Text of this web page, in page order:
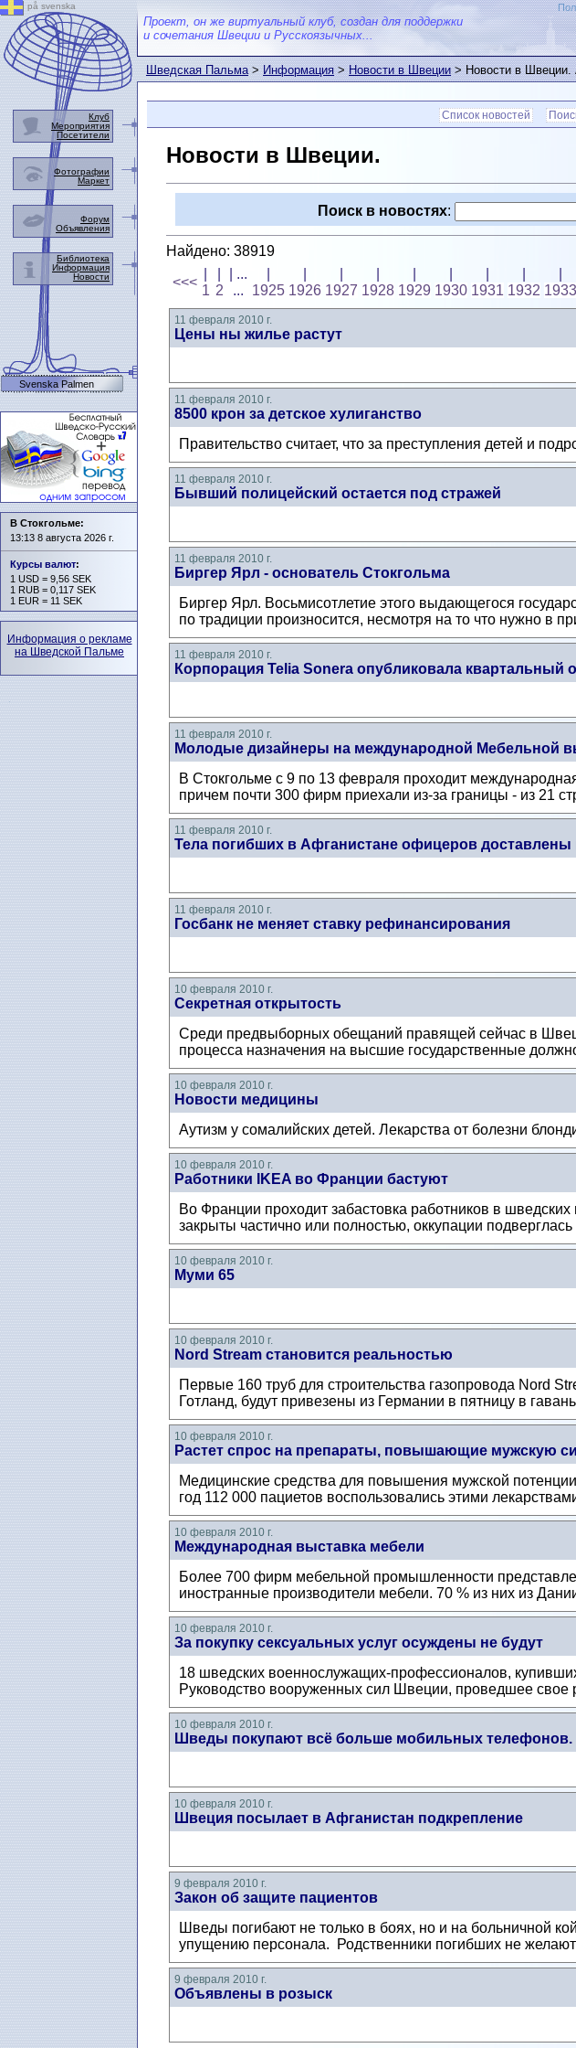
Проект, он же виртуальный клуб, создан для поддержки
и сочетания Швеции и Русскоязычных...
Шведская Пальма>Информация>Новости в Швеции> Новости в Швеции.
Список новостей
Новости в Швеции.
Поиск в новостях:
Найдено: 38919
<<<
1 2
| ...
...
1925 1926 1927 1928 1929 1930 1931 1932 1933
11 февраля 2010 г.
Цены ны жилье растут
11 февраля 2010 г.
8500 крон за детское хулиганство
Правительство считает, что за преступления детей и
11 февраля 2010 г.
Бывший полицейский остается под стражей
11 февраля 2010 г.
Биргер Ярл - основатель Стокгольма
Биргер Ярл. Восьмисотлетие этого выдающегося
по традиции произносится, несмотря на то что нужно в
11 февраля 2010 г.
Корпорация Telia Sonera опубликовала квартальный
11 февраля 2010 г.
Молодые дизайнеры на международной Мебельной
В Стокгольме с 9 по 13 февраля проходит
причем почти 300 фирм приехали из-за границы - из 21
11 февраля 2010 г.
Тела погибших в Афганистане офицеров доставлены
11 февраля 2010 г.
Госбанк не меняет ставку рефинансирования
10 февраля 2010 г.
Секретная открытость
Среди предвыборных обещаний правящей сейчас в
процесса назначения на высшие государственные
10 февраля 2010 г.
Новости медицины
Аутизм у сомалийских детей. Лекарства от болезни
10 февраля 2010 г.
Работники IKEA во Франции бастуют
Во Франции проходит забастовка работников в
закрыты частично или полностью, оккупации
10 февраля 2010 г.
Муми 65
10 февраля 2010 г.
Nord Stream становится реальностью
Первые 160 труб для строительства газопровода Nord
Готланд, будут привезены из Германии в пятницу в
10 февраля 2010 г.
Растет спрос на препараты, повышающие мужскую
Медицинские средства для повышения мужской
год 112 000 пациетов воспользовались этими
10 февраля 2010 г.
Международная выставка мебели
Более 700 фирм мебельной промышленности
иностранные производители мебели. 70 % из них из
10 февраля 2010 г.
За покупку сексуальных услуг осуждены не будут
18 шведских военнослужащих-профессионалов,
Руководство вооруженных сил Швеции, проведшее свое
10 февраля 2010 г.
Шведы покупают всё больше мобильных телефонов.
10 февраля 2010 г.
Швеция посылает в Афганистан подкрепление
9 февраля 2010 г.
Закон об защите пациентов
Шведы погибают не только в боях, но и на больничной
упущению персонала. Родственники погибших не желают
9 февраля 2010 г.
Объявлены в розыск
på svenska
Клуб
Мероприятия
Посетители
Фотографии
Маркет
Форум
Объявления
Библиотека
Информация
Новости
Svenska Palmen
В Стокгольме:
13:13 8 августа 2026 г.
Курсы валют:
1 USD = 9,56 SEK
1 RUB = 0,117 SEK
1 EUR = 11 SEK
Информация о рекламе
на Шведской Пальме